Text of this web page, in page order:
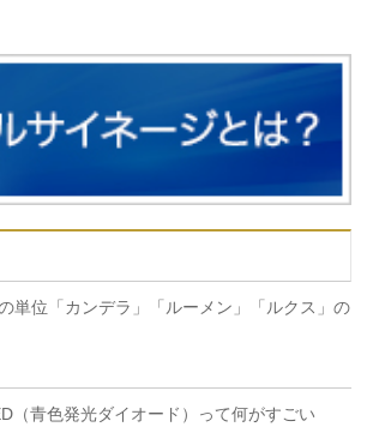
単位「カンデラ」「ルーメン」「ルクス」の
（青色発光ダイオード）って何がすごい